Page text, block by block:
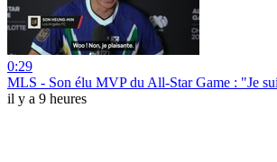
0:29
MLS - Son élu MVP du All-Star Game : "Je
il y a 9 heures